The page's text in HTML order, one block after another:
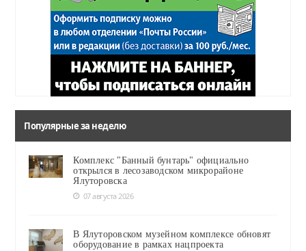
Популярные за неделю
Комплекс "Банный бунтарь" официально
открылся в лесозаводском микрорайоне
Ялуторовска
07 августа 2026
В Ялуторовском музейном комплексе обновят
оборудование в рамках нацпроекта